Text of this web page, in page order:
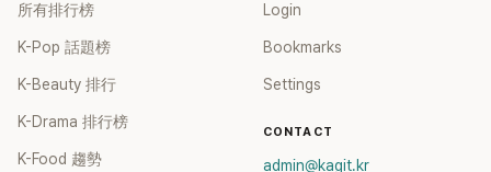
所有排行榜
K-Pop 話題榜
K-Beauty 排行
K-Drama 排行榜
K-Food 趨勢
Login
Bookmarks
Settings
CONTACT
admin@kagit.kr